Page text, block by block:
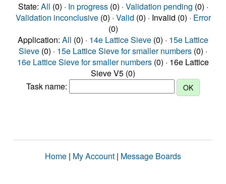
State: All (0) · In progress(0) · Validation pending (0) ·
Validation inconclusive(0) · Valid (0) · Invalid (0) · Error
(0)
Application: All (0) · 14e Lattice Sieve (0) · 15e Lattice
Sieve (0) · 15e Lattice Sieve for smaller numbers (0) ·
16e Lattice Sieve for smaller numbers (0) · 16e Lattice
Sieve V5 (0)
Task name:
Home | My Account | Message Boards